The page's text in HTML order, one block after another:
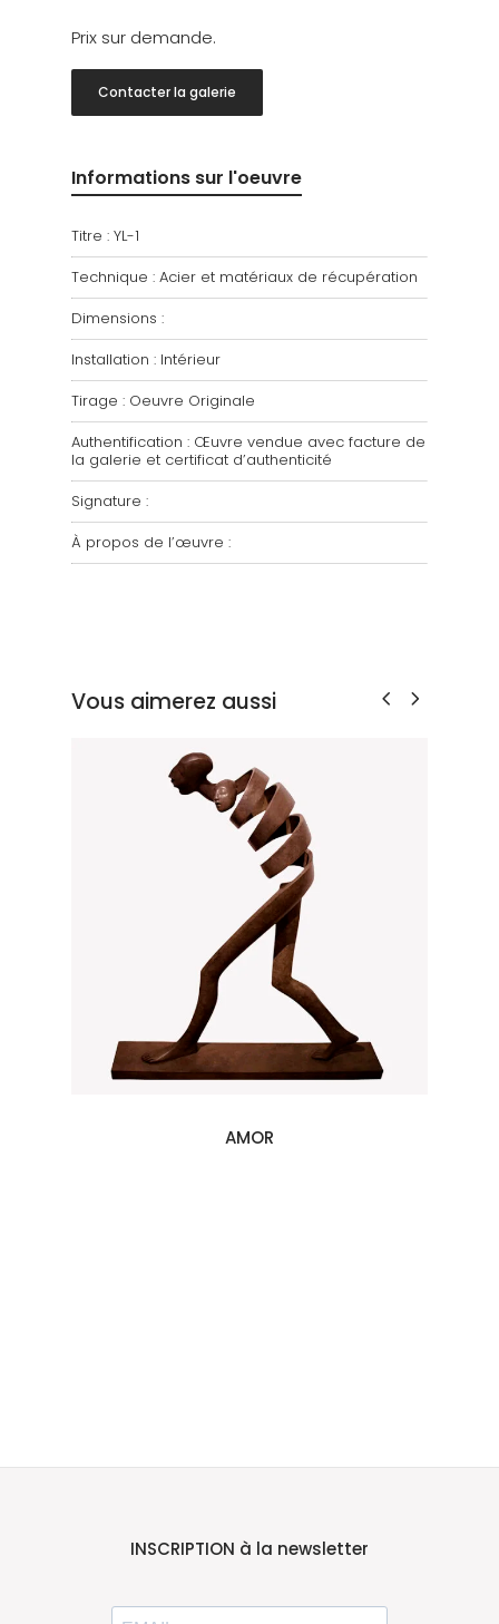
Prix sur demande.
Contacter la galerie
Informations sur l'oeuvre
Titre : YL-1
Technique : Acier et matériaux de récupération
Dimensions :
Installation : Intérieur
Tirage : Oeuvre Originale
Authentification : Œuvre vendue avec facture de
la galerie et certificat d’authenticité
Signature :
À propos de l’œuvre :
Vous aimerez aussi
AMOR
INSCRIPTION à la newsletter